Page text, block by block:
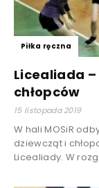
Piłka ręczna
Licealiada
chłopców
15 listopada 2019
W hali MOSiR
dziewcząt i
Licealiady. W